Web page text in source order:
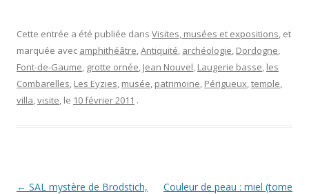
Cette entrée a été publiée dans Visites, musées et expositions, et
marquée avec amphithéâtre,Antiquité, archéologie, Dordogne,
Font-de-Gaume, grotte ornée, Jean Nouvel, Laugerie basse, les
Combarelles, Les Eyzies, musée, patrimoine, Périgueux,temple,
villa,visite, le 10 février 2011 .
Navigation
← SAL mystère de Brodstich,
Couleur de peau : miel (tome